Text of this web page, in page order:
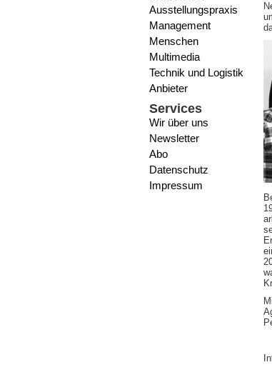
Ausstellungspraxis
Management
Menschen
Multimedia
Technik und Logistik
Anbieter
Services
Wir über uns
Newsletter
Abo
Datenschutz
Impressum